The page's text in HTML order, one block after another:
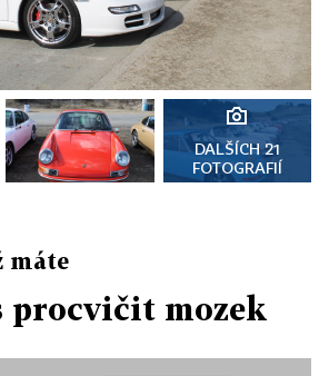
DALŠÍCH 21
FOTOGRAFIÍ
máte
procvičit mozek